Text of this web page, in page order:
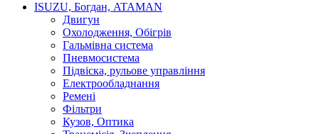
ISUZU, Богдан, ATAMAN
Двигун
Охолодження, Обігрів
Гальмівна система
Пневмосистема
Підвіска, рульове управління
Електрообладнання
Ремені
Фільтри
Кузов, Оптика